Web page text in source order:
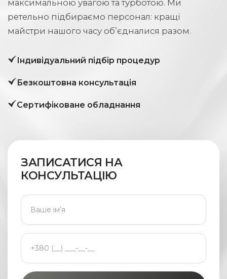
максимальною увагою та турботою. Ми
ретельно підбираємо персонал: кращі
майстри нашого часу об’єдналися разом.
Індивідуальний підбір процедур
Безкоштовна консультація
Сертифіковане обладнання
ЗАПИСАТИСЯ НА
КОНСУЛЬТАЦІЮ